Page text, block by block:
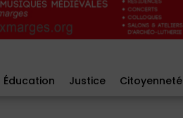
Éducation Justice Citoyenneté